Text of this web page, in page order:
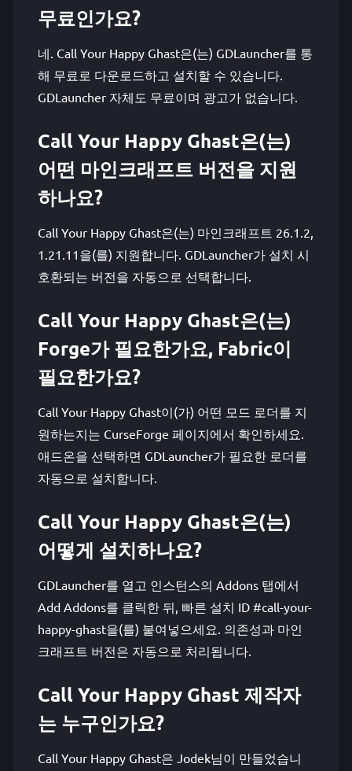
무료인가요?
네. Call Your Happy Ghast은(는) GDLauncher를 통
해 무료로 다운로드하고 설치할 수 있습니다.
GDLauncher 자체도 무료이며 광고가 없습니다.
Call Your Happy Ghast은(는)
어떤 마인크래프트 버전을 지원
하나요?
Call Your Happy Ghast은(는) 마인크래프트 26.1.2,
1.21.11을(를) 지원합니다. GDLauncher가 설치 시
호환되는 버전을 자동으로 선택합니다.
Call Your Happy Ghast은(는)
Forge가 필요한가요, Fabric이
필요한가요?
Call Your Happy Ghast이(가) 어떤 모드 로더를 지
원하는지는 CurseForge 페이지에서 확인하세요.
애드온을 선택하면 GDLauncher가 필요한 로더를
자동으로 설치합니다.
Call Your Happy Ghast은(는)
어떻게 설치하나요?
GDLauncher를 열고 인스턴스의 Addons 탭에서
Add Addons를 클릭한 뒤, 빠른 설치 ID #call-your-
happy-ghast을(를) 붙여넣으세요. 의존성과 마인
크래프트 버전은 자동으로 처리됩니다.
Call Your Happy Ghast 제작자
는 누구인가요?
Call Your Happy Ghast은 Jodek님이 만들었습니